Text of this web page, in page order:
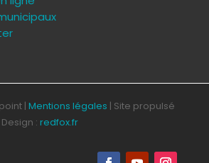
| Mentions légales | Site propulsé
: redfox.fr